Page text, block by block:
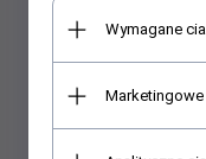
Zestaw
Wymagane